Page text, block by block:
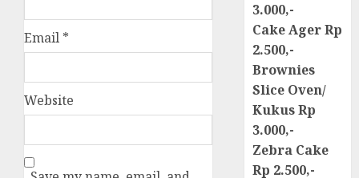
Email *
Website
3.000,-
Cake Ager Rp
2.500,-
Brownies
Slice Oven/
Kukus Rp
3.000,-
Zebra Cake
Rp 2.500,-